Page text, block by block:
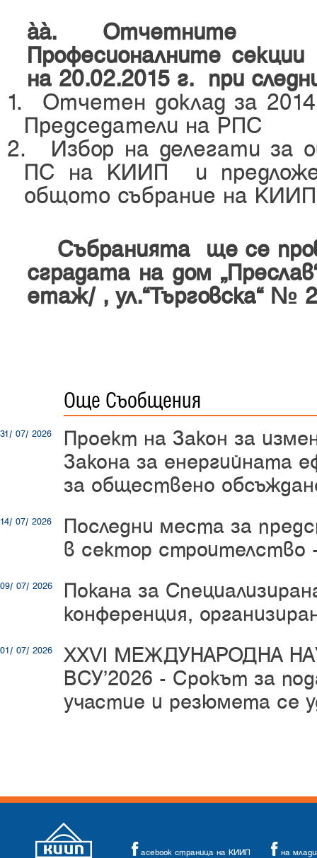
І­І. Отчетните
Професионалните секции
на 20.02.2015г.
при
1.
Отчетен доклад за
Председатели на РПС
2.
Избор на делегати за
ПС на КИИП
и
общото събрание на КИИП
Събранията
ще се
сградата на дом
етаж/ , ул.”Търговска” №
Още Съобщения
31/ 07/ 2026
Проект на Закон за
Закона за енергийната
за обществено
14/ 07/ 2026
Последни места за
в сектор строителство
09/ 07/ 2026
Покана за
конференция,
01/ 07/ 2026
XXVI МЕЖДУНАРОДНА
ВСУ’2026 - Срокът за
участие и резюмета се
acebook страница на КИИП на